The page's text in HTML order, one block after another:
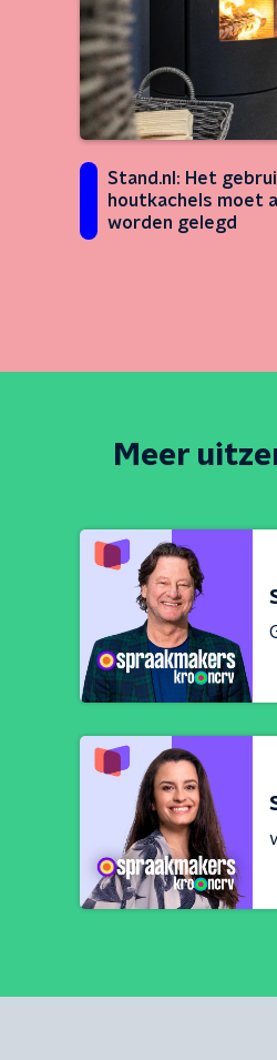
Stand.nl: Het
houtkachels moet
worden gelegd
Meer